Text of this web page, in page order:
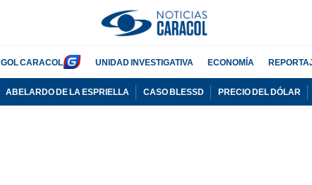
GOL CARACOL UNIDAD INVESTIGATIVA ECONOMÍA
ABELARDO DE LA ESPRIELLA CASO BLESSD PRECIO DEL DÓLAR